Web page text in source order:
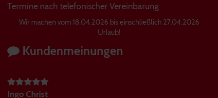
Termine nach telefonischer Vereinbarung
Wir machen vom 18.04.2026 bis einschließlich 27.04.2026
Urlaub!
Kundenmeinungen
Ingo Christ